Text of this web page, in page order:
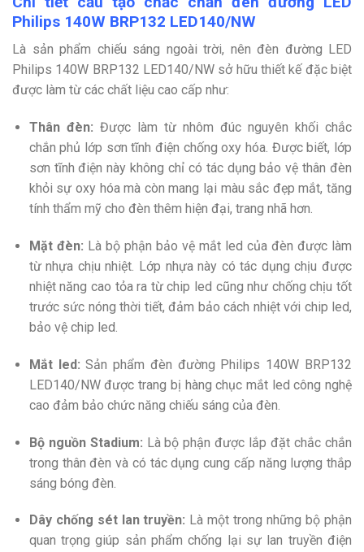
Philips 140W BRP132 LED140/NW
Là sản phẩm chiếu sáng ngoài trời, nên đèn đường LED
Philips 140W BRP132 LED140/NW sở hữu thiết kế đặc biệt
được làm từ các chất liệu cao cấp như:
Thân đèn: Được làm từ nhôm đúc nguyên khối chắc
chắn phủ lớp sơn tĩnh điện chống oxy hóa. Được biết, lớp
sơn tĩnh điện này không chỉ có tác dụng bảo vệ thân đèn
khỏi sự oxy hóa mà còn mang lại màu sắc đẹp mắt, tăng
tính thẩm mỹ cho đèn thêm hiện đại, trang nhã hơn.
Mặt đèn: Là bộ phận bảo vệ mắt led của đèn được làm
từ nhựa chịu nhiệt. Lớp nhựa này có tác dụng chịu được
nhiệt năng cao tỏa ra từ chip led cũng như chống chịu tốt
trước sức nóng thời tiết, đảm bảo cách nhiệt với chip led,
bảo vệ chip led.
Mắt led:Sản phẩm đèn đường Philips 140W BRP132
LED140/NW được trang bị hàng chục mắt led công nghệ
cao đảm bảo chức năng chiếu sáng của đèn.
Bộ nguồn Stadium: Là bộ phận được lắp đặt chắc chắn
trong thân đèn và có tác dụng cung cấp năng lượng thắp
sáng bóng đèn.
Dây chống sét lan truyền: Là một trong những bộ phận
quan trọng giúp sản phẩm chống lại sự lan truyền điện